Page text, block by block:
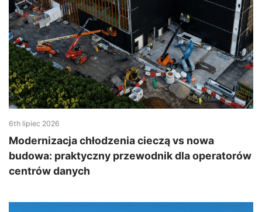
6th lipiec 2026
Modernizacja chłodzenia cieczą vs nowa
budowa: praktyczny przewodnik dla operatorów
centrów danych